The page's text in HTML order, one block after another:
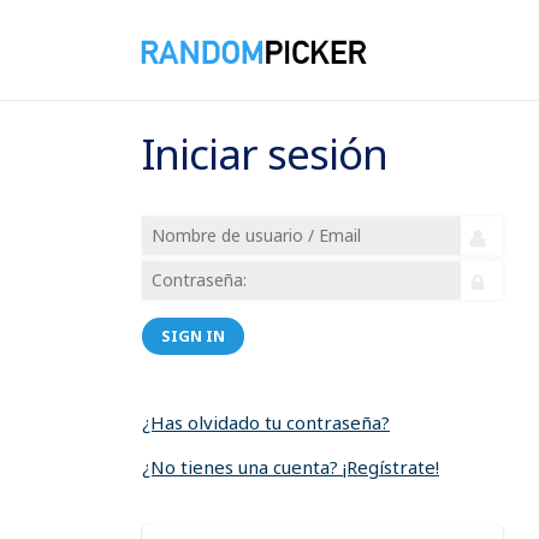
Iniciar sesión
SIGN IN
¿Has olvidado tu contraseña?
¿No tienes una cuenta? ¡Regístrate!